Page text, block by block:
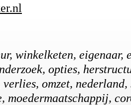
winkelketen, eigenaar,
opties,
omzet,
moedermaatschappij,